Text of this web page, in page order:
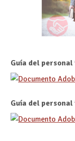
Guía del
Guía del